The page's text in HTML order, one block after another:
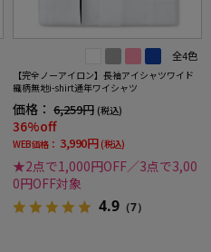
全4色
【完全ノーアイロン】長袖アイシャツワイド
織柄無地i-shirt通年ワイシャツ
価格： 6,259円 (税込)
36%off
WEB価格： 3,990円 (税込)
★2点で1,000円OFF／3点で3,00
0円OFF対象
4.9 （7）